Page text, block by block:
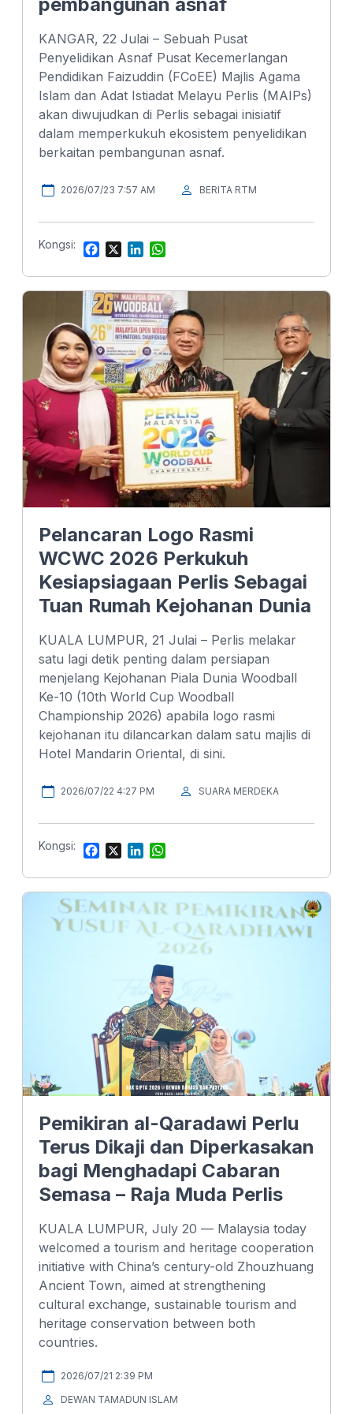
KANGAR, 22 Julai – Sebuah Pusat
Penyelidikan Asnaf Pusat Kecemerlangan
Pendidikan Faizuddin (FCoEE) Majlis Agama
Islam dan Adat Istiadat Melayu Perlis (MAIPs)
akan diwujudkan di Perlis sebagai inisiatif
dalam memperkukuh ekosistem penyelidikan
berkaitan pembangunan asnaf.
2026/07/23 7:57 AM BERITA RTM
Kongsi:
F
c
e
b
o
o
k
X
n
k
e
d
I
n
a
t
s
A
p
p
Pelancaran Logo Rasmi
WCWC 2026 Perkukuh
Kesiapsiagaan Perlis Sebagai
Tuan Rumah Kejohanan Dunia
KUALA LUMPUR, 21 Julai – Perlis melakar
satu lagi detik penting dalam persiapan
menjelang Kejohanan Piala Dunia Woodball
Ke-10 (10th World Cup Woodball
Championship 2026) apabila logo rasmi
kejohanan itu dilancarkan dalam satu majlis di
Hotel Mandarin Oriental, di sini.
2026/07/22 4:27 PM SUARA MERDEKA
Kongsi:
c
e
b
o
n
k
e
d
a
t
s
A
p
Pemikiran al-Qaradawi Perlu
Terus Dikaji dan Diperkasakan
bagi Menghadapi Cabaran
Semasa – Raja Muda Perlis
KUALA LUMPUR, July 20 — Malaysia today
welcomed a tourism and heritage cooperation
initiative with China’s century-old Zhouzhuang
Ancient Town, aimed at strengthening
cultural exchange, sustainable tourism and
heritage conservation between both
countries.
2026/07/21 2:39 PM
DEWAN TAMADUN ISLAM